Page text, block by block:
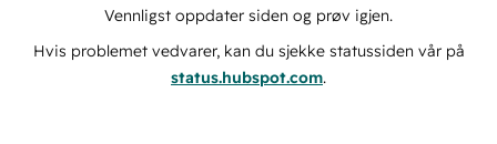
Vennligst oppdater siden og prøv igjen.
Hvis problemet vedvarer, kan du sjekke statussiden vår på
status.hubspot.com.